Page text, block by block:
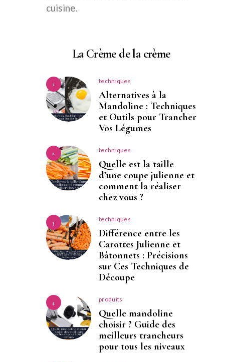
cuisine.
La Crème de la crème
1 techniques
Alternatives à la
Mandoline : Techniques
et Outils pour Trancher
Vos Légumes
2 techniques
Quelle est la taille
d’une coupe julienne et
comment la réaliser
chez vous ?
3 techniques
Différence entre les
Carottes Julienne et
Bâtonnets : Précisions
sur Ces Techniques de
Découpe
4 produits
Quelle mandoline
choisir ? Guide des
meilleurs trancheurs
pour tous les niveaux